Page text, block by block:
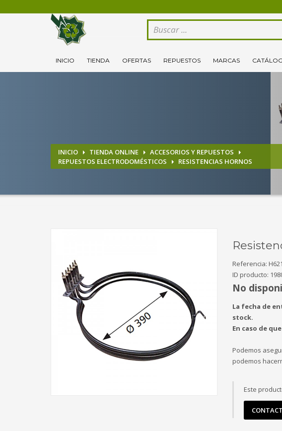
CÓMO COMPRAR
Logeate con tu cuenta de cliente.
INICIO TIENDA OFERTAS REPUESTOS MARCAS
INICIO TIENDA ONLINE
ACCESORIOS Y REPUESTOS
REPUESTOS ELECTRODOMÉSTICOS
RESISTENCIAS HORNOS
Referencia:
ID producto:
No
La fecha de
stock.
En caso de
Podemos
podemos
Este